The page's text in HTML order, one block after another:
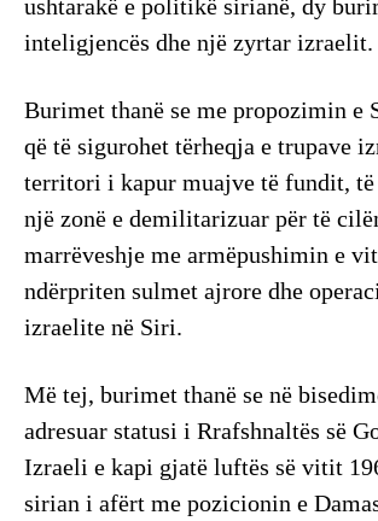
ushtarakë e politikë sirianë, dy
inteligjencës dhe një zyrtar izraelit.
Burimet thanë se me propozimin e
që të sigurohet tërheqja e trupave
territori i kapur muajve të fundit, të
një zonë e demilitarizuar për të
marrëveshje me armëpushimin e
ndërpriten sulmet ajrore dhe
izraelite në Siri.
Më tej, burimet thanë se në
adresuar statusi i Rrafshnaltës së
Izraeli e kapi gjatë luftës së vitit
sirian i afërt me pozicionin e